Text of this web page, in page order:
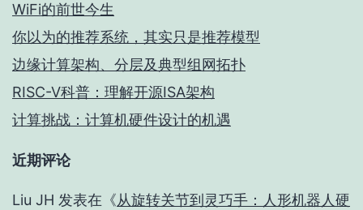
WiFi的前世今生
你以为的推荐系统，其实只是推荐模型
边缘计算架构、分层及典型组网拓扑
RISC-V科普：理解开源ISA架构
计算挑战：计算机硬件设计的机遇
近期评论
Liu JH 发表在《从旋转关节到灵巧手：人形机器人硬